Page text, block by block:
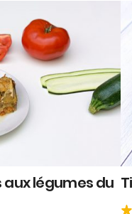
légumes du